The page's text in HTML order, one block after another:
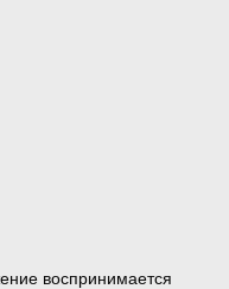
воспринимается